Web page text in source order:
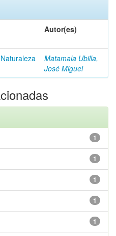
Autor(es)
Matamala Ubilla,
José Miguel
1
1
1
1
1